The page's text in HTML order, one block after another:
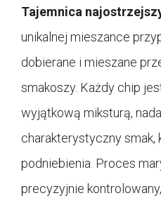
Tajemnica
unikalnej mieszance
dobierane i mieszane
smakoszy. Każdy chip
wyjątkową miksturą,
charakterystyczny smak,
podniebienia. Proces
precyzyjnie